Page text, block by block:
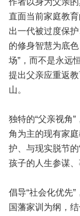
直面当前家庭教
出一代被过度保
的修身智慧为底
场”，而不是永远
提出父亲应重返
山。
独特的“父亲视角
角为主的现有家
护、与现实脱节
孩子的人生参谋
倡导“社会化优先
国藩家训为纲，